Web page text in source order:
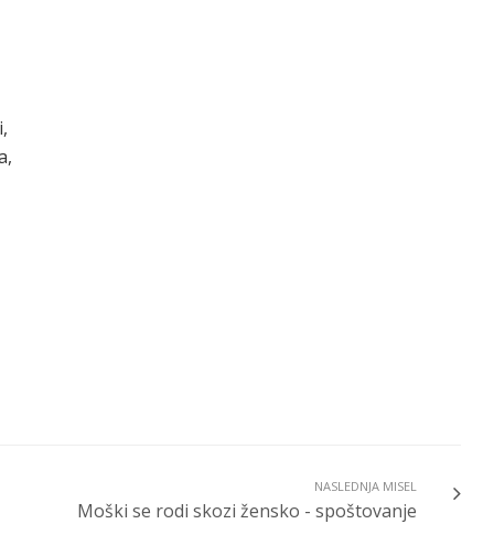
NASLEDNJA MISEL
Moški se rodi skozi žensko - spoštovanje